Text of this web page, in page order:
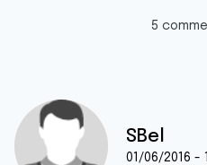
5
SBel
01/06/2016 -